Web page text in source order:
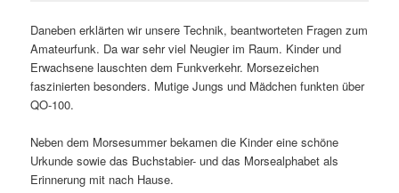
Daneben erklärten wir unsere Technik, beantworteten Fragen zum
Amateurfunk. Da war sehr viel Neugier im Raum. Kinder und
Erwachsene lauschten dem Funkverkehr. Morsezeichen
faszinierten besonders. Mutige Jungs und Mädchen funkten über
QO-100.
Neben dem Morsesummer bekamen die Kinder eine schöne
Urkunde sowie das Buchstabier- und das Morsealphabet als
Erinnerung mit nach Hause.